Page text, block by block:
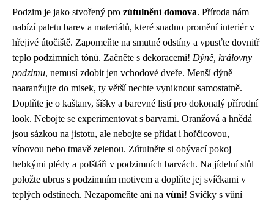
Podzim je jako stvořený pro zútulnění domova. Příroda nám
nabízí paletu barev a materiálů, které snadno promění interiér v
hřejivé útočiště. Zapomeňte na smutné odstíny a vpusťte dovnitř
teplo podzimních tónů. Začněte s dekoracemi! Dýně, královny
podzimu, nemusí zdobit jen vchodové dveře. Menší dýně
naaranžujte do misek, ty větší nechte vyniknout samostatně.
Doplňte je o kaštany, šišky a barevné listí pro dokonalý přírodní
look. Nebojte se experimentovat s barvami. Oranžová a hnědá
jsou sázkou na jistotu, ale nebojte se přidat i hořčicovou,
vínovou nebo tmavě zelenou. Zútulněte si obývací pokoj
hebkými plédy a polštáři v podzimních barvách. Na jídelní stůl
položte ubrus s podzimním motivem a doplňte jej svíčkami v
teplých odstínech. Nezapomeňte ani na vůni! Svíčky s vůní